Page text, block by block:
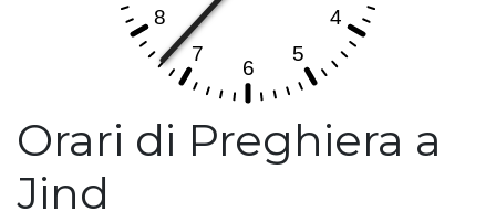
Orari di Preghiera a
Jind